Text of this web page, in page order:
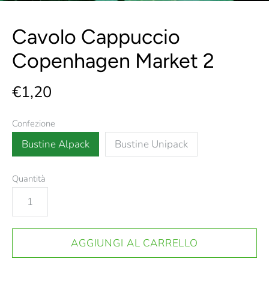
Cavolo Cappuccio
Copenhagen Market 2
€1,20
Confezione
Bustine Alpack Bustine Unipack
Quantità